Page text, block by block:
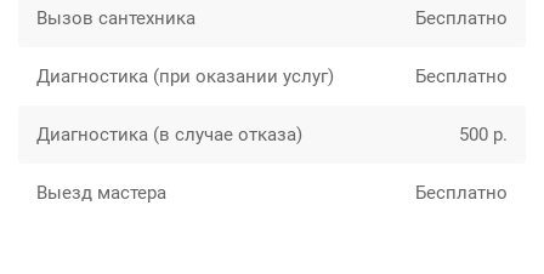
Вызов сантехника Бесплатно
Диагностика (при оказании услуг) Бесплатно
Диагностика (в случае отказа) 500 р.
Выезд мастера Бесплатно